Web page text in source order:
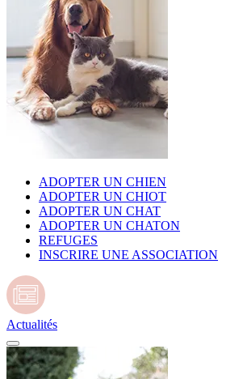
ADOPTER UN CHIEN
ADOPTER UN CHIOT
ADOPTER UN CHAT
ADOPTER UN CHATON
REFUGES
INSCRIRE UNE ASSOCIATION
Actualités